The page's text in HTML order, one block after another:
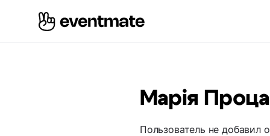
Марія
Пользователь не добавил